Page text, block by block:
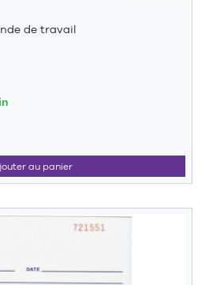
de travail
au panier